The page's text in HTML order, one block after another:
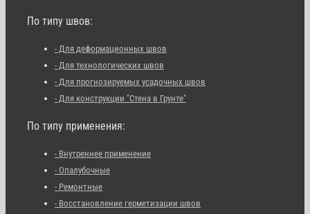
По типу швов:
- Для деформационных швов
- Для технологических швов
- Для прогнозируемых усадочных швов
- Для конструкции "Стена в Грунте"
По типу применения:
- Внутреннее применение
- Опалубочные
- Ремонтные
- Восстановление герметизации швов